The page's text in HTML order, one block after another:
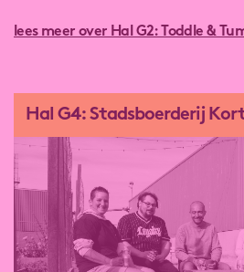
lees meer over Hal G2: Toddle &
Hal G4: Stadsboerderij